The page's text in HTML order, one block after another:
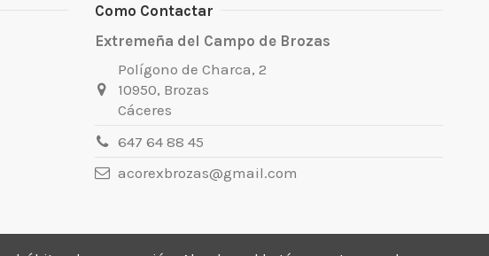
Como Contactar
Extremeña del Campo de Brozas
Polígono de Charca, 2
10950, Brozas
Cáceres
647 64 88 45
acorexbrozas@gmail.com